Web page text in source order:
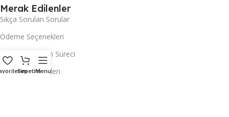
Merak Edilenler
Sıkça Sorulan Sorular
Ödeme Seçenekleri
İade ve Değişim Süreci
Müşteri Hizmetleri
SepetimMenu